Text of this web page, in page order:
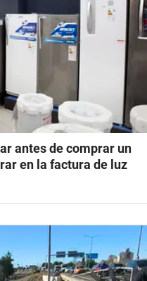
antes de comprar un
en la factura de luz